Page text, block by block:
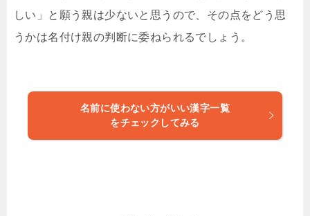
しい」と願う親は少ないと思うので、その点をどう思
うかは名付け親の判断に委ねられるでしょう。
名前に使わない方がいい漢字一覧
をチェックしてみる